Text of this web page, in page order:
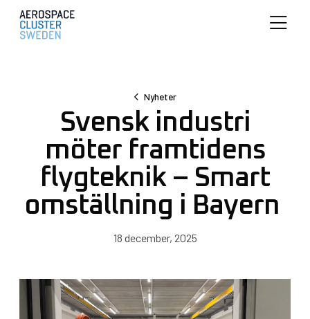
Nyheter
Svensk industri
möter framtidens
flygteknik – Smart
omställning i Bayern
18 december, 2025